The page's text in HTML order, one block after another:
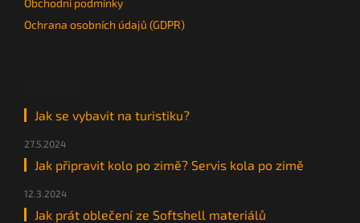
Ochrana osobních údajů (GDPR)
Jak se vybavit na turistiku?
27.5.2024
Jak připravit kolo po zimě? Servis kola po zimě
12.3.2024
Jak prát oblečení ze Softshell materiálů